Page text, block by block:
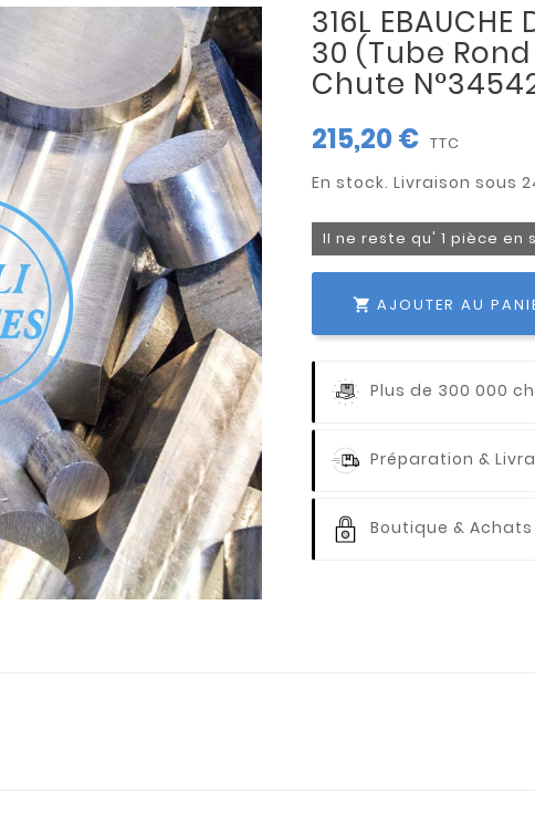
316L EBAUCHE
30 (Tube Rond
Chute
215,20 € TTC
Il ne reste qu' 1 pièce en
 AJOUTER AU
Plus de 300 000
Préparation &
Boutique & Achats